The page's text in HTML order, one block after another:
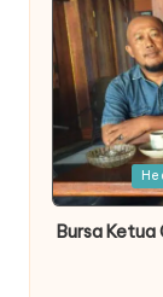
in
Bursa Ketua